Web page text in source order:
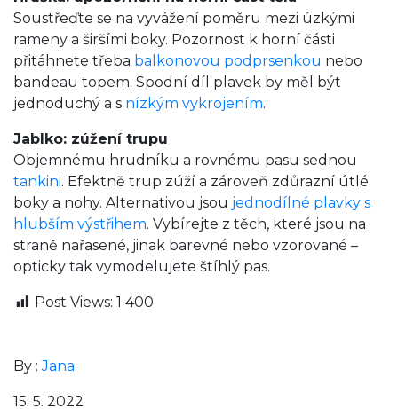
Soustřeďte se na vyvážení poměru mezi úzkými
rameny a širšími boky. Pozornost k horní části
přitáhnete třeba balkonovou podprsenkou nebo
bandeau topem. Spodní díl plavek by měl být
jednoduchý a s nízkým vykrojením.
Jablko: zúžení trupu
Objemnému hrudníku a rovnému pasu sednou
tankini. Efektně trup zúží a zároveň zdůrazní útlé
boky a nohy. Alternativou jsou jednodílné plavky s
hlubším výstřihem. Vybírejte z těch, které jsou na
straně nařasené, jinak barevné nebo vzorované –
opticky tak vymodelujete štíhlý pas.
Post Views: 1 400
By :Jana
15. 5. 2022